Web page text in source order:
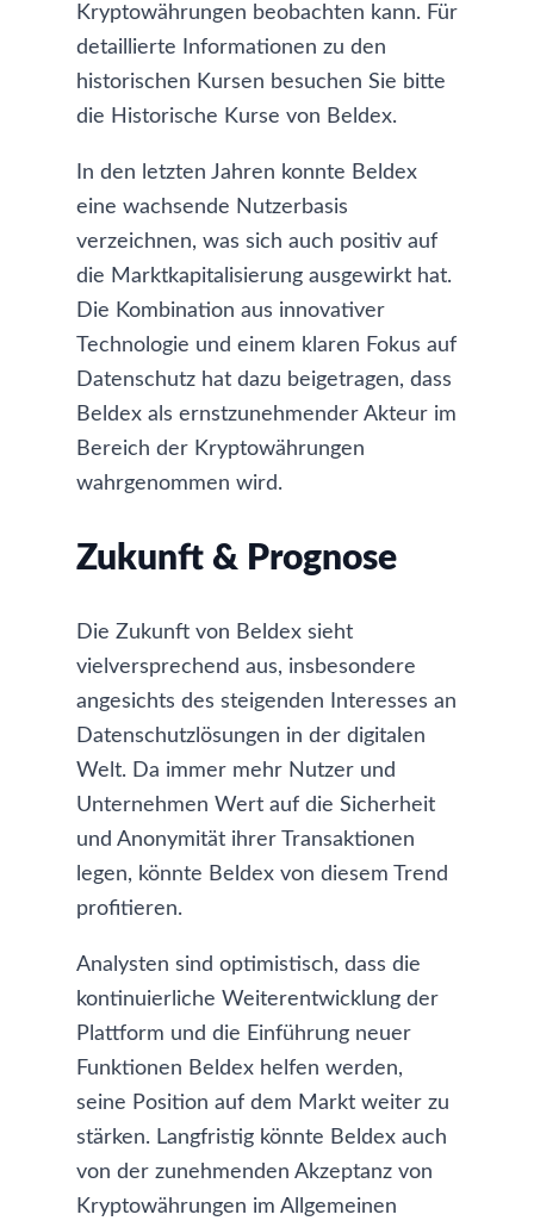
Kryptowährungen beobachten kann. Für
detaillierte Informationen zu den
historischen Kursen besuchen Sie bitte
die Historische Kurse von Beldex.
In den letzten Jahren konnte Beldex
eine wachsende Nutzerbasis
verzeichnen, was sich auch positiv auf
die Marktkapitalisierung ausgewirkt hat.
Die Kombination aus innovativer
Technologie und einem klaren Fokus auf
Datenschutz hat dazu beigetragen, dass
Beldex als ernstzunehmender Akteur im
Bereich der Kryptowährungen
wahrgenommen wird.
Zukunft & Prognose
Die Zukunft von Beldex sieht
vielversprechend aus, insbesondere
angesichts des steigenden Interesses an
Datenschutzlösungen in der digitalen
Welt. Da immer mehr Nutzer und
Unternehmen Wert auf die Sicherheit
und Anonymität ihrer Transaktionen
legen, könnte Beldex von diesem Trend
profitieren.
Analysten sind optimistisch, dass die
kontinuierliche Weiterentwicklung der
Plattform und die Einführung neuer
Funktionen Beldex helfen werden,
seine Position auf dem Markt weiter zu
stärken. Langfristig könnte Beldex auch
von der zunehmenden Akzeptanz von
Kryptowährungen im Allgemeinen